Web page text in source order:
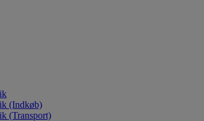
(Indkøb)
(Transport)